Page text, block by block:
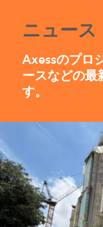
ニュース
Axessのプロ
ースなどの最
す。